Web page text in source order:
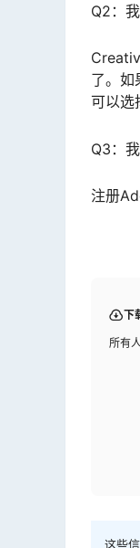
Q2：
了。如
可以选
Q3：
注册
下
所有人
这些